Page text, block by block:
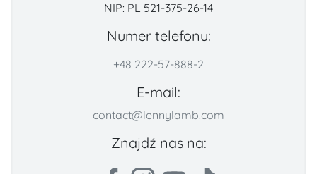
NIP: PL 521-375-26-14
Numer telefonu:
+48 222-57-888-2
E-mail:
contact@lennylamb.com
Znajdź nas na: